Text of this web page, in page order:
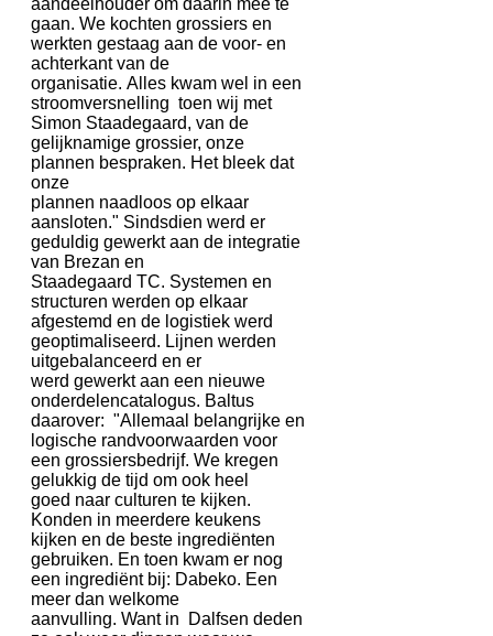
gaan. We kochten grossiers en
werkten gestaag aan de voor- en
achterkant van de
organisatie. Alles kwam wel in een
stroomversnelling toen wij met
Simon Staadegaard, van de
gelijknamige grossier, onze
plannen bespraken. Het bleek dat
onze
plannen naadloos op elkaar
aansloten." Sindsdien werd er
geduldig gewerkt aan de integratie
van Brezan en
Staadegaard TC. Systemen en
structuren werden op elkaar
afgestemd en de logistiek werd
geoptimaliseerd. Lijnen werden
uitgebalanceerd en er
werd gewerkt aan een nieuwe
onderdelencatalogus. Baltus
daarover: "Allemaal belangrijke en
logische randvoorwaarden voor
een grossiersbedrijf. We kregen
gelukkig de tijd om ook heel
goed naar culturen te kijken.
Konden in meerdere keukens
kijken en de beste ingrediënten
gebruiken. En toen kwam er nog
een ingrediënt bij: Dabeko. Een
meer dan welkome
aanvulling. Want in Dalfsen deden